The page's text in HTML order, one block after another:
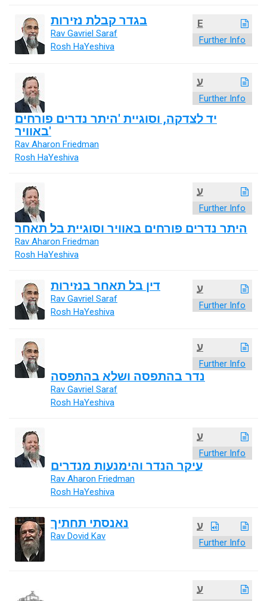
E
Further Info
בגדר קבלת נזירות
Rav Gavriel Saraf
Rosh HaYeshiva
ע
Further Info
יד לצדקה, וסוגיית 'היתר נדרים פורחים
באוויר'
Rav Aharon Friedman
Rosh HaYeshiva
ע
Further Info
היתר נדרים פורחים באוויר וסוגיית בל תאחר
Rav Aharon Friedman
Rosh HaYeshiva
ע
Further Info
דין בל תאחר בנזירות
Rav Gavriel Saraf
Rosh HaYeshiva
ע
Further Info
נדר בהתפסה ושלא בהתפסה
Rav Gavriel Saraf
Rosh HaYeshiva
ע
Further Info
עיקר הנדר והימנעות מנדרים
Rav Aharon Friedman
Rosh HaYeshiva
ע
Further Info
נאנסתי תחתיך
Rav Dovid Kav
ע